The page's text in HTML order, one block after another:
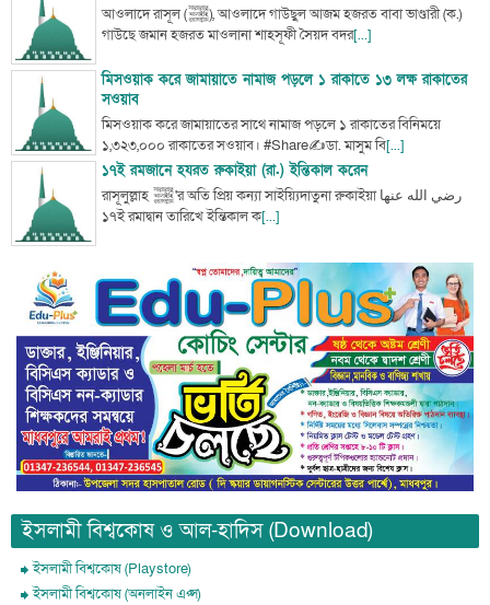
আওলাদে রাসূল (ﷺ), আওলাদে গাউছুল আজম হজরত বাবা ভাণ্ডারী (ক.)
গাউছে জমান হজরত মাওলানা শাহসূফী সৈয়দ বদর[...]
মিসওয়াক করে জামায়াতে নামাজ পড়লে ১ রাকাতে ১৩ লক্ষ রাকাতের
সওয়াব
মিসওয়াক করে জামায়াতের সাথে নামাজ পড়লে ১ রাকাতের বিনিময়ে
১,৩২৩,০০০ রাকাতের সওয়াব। #Share✍ডা. মাসুম বি[...]
১৭ই রমজানে হযরত রুকাইয়া (রা.) ইন্তিকাল করেন
রাসূলুল্লাহ ﷺ'র অতি প্রিয় কন্যা সাইয়্যিদাতুনা রুকাইয়া رضي الله عنها
১৭ই রমাদ্বান তারিখে ইন্তিকাল ক[...]
ইসলামী বিশ্বকোষ ও আল-হাদিস (Download)
ইসলামী বিশ্বকোষ (Playstore)
ইসলামী বিশ্বকোষ (অনলাইন এপ্স)